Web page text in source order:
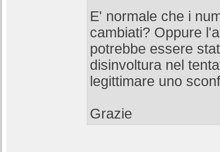
E' normale che i
cambiati? Oppure
potrebbe essere
disinvoltura nel
legittimare uno
Grazie